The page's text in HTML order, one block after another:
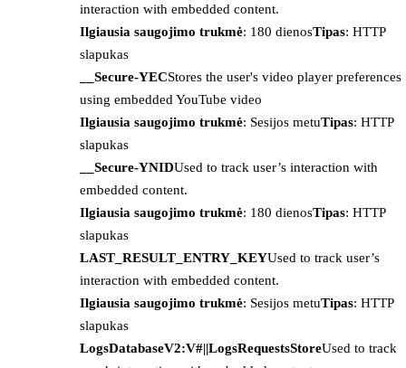
interaction with embedded content.
Ilgiausia saugojimo trukmė: 180 dienosTipas: HTTP
slapukas
__Secure-YECStores the user's video player preferences
using embedded YouTube video
Ilgiausia saugojimo trukmė: Sesijos metuTipas: HTTP
slapukas
__Secure-YNIDUsed to track user’s interaction with
embedded content.
Ilgiausia saugojimo trukmė: 180 dienosTipas: HTTP
slapukas
LAST_RESULT_ENTRY_KEYUsed to track user’s
interaction with embedded content.
Ilgiausia saugojimo trukmė: Sesijos metuTipas: HTTP
slapukas
LogsDatabaseV2:V#||LogsRequestsStoreUsed to track